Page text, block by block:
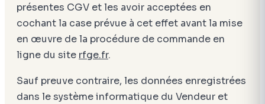
présentes CGV et les avoir acceptées en
cochant la case prévue à cet effet avant la mise
en œuvre de la procédure de commande en
ligne du site rfge.fr.
Sauf preuve contraire, les données enregistrées
dans le système informatique du Vendeur et